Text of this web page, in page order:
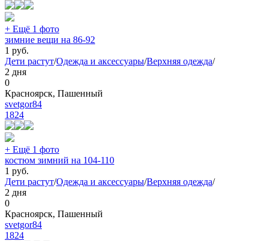
+ Ещё 1 фото
зимние вещи на 86-92
1 руб.
Дети растут/Одежда и аксессуары/Верхняя одежда/
2 дня
0
Красноярск, Пашенный
svetgor84
1824
+ Ещё 1 фото
костюм зимний на 104-110
1 руб.
Дети растут/Одежда и аксессуары/Верхняя одежда/
2 дня
0
Красноярск, Пашенный
svetgor84
1824